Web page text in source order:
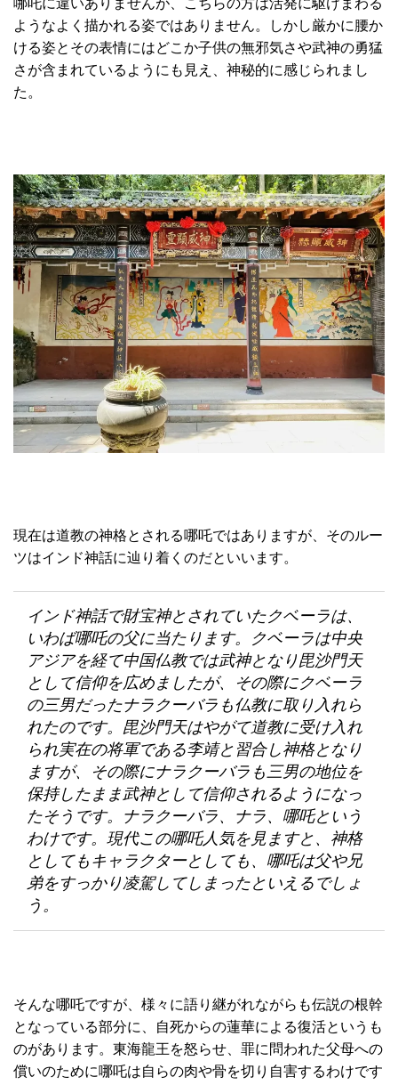
ようなよく描かれる姿ではありません。しかし厳かに腰か
ける姿とその表情にはどこか子供の無邪気さや武神の勇猛
さが含まれているようにも見え、神秘的に感じられまし
た。
現在は道教の神格とされる哪吒ではありますが、そのルー
ツはインド神話に辿り着くのだといいます。
インド神話で財宝神とされていたクベーラは、
いわば哪吒の父に当たります。クベーラは中央
アジアを経て中国仏教では武神となり毘沙門天
として信仰を広めましたが、その際にクベーラ
の三男だったナラクーバラも仏教に取り入れら
れたのです。毘沙門天はやがて道教に受け入れ
られ実在の将軍である李靖と習合し神格となり
ますが、その際にナラクーバラも三男の地位を
保持したまま武神として信仰されるようになっ
たそうです。ナラクーバラ、ナラ、哪吒という
わけです。現代この哪吒人気を見ますと、神格
としてもキャラクターとしても、哪吒は父や兄
弟をすっかり凌駕してしまったといえるでしょ
う。
そんな哪吒ですが、様々に語り継がれながらも伝説の根幹
となっている部分に、自死からの蓮華による復活というも
のがあります。東海龍王を怒らせ、罪に問われた父母への
償いのために哪吒は自らの肉や骨を切り自害するわけです